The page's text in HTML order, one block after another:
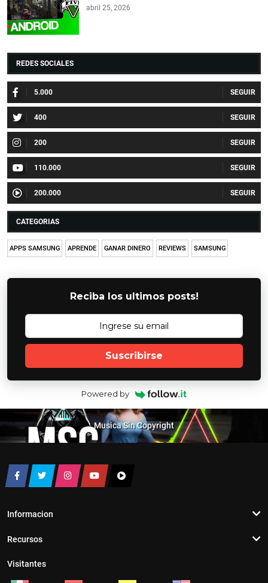
abril 25, 2026
REDES SOCIALES
5.000
400
200
110.000
200.000
CATEGORIAS
APPS SAMSUNG APRENDE GANAR DINERO REVIEWS SAMSUNG
Reciba los ultimos posts!
Suscribirse
Powered by
Musica Sin Copyright
Informacion
Recursos
Visitantes